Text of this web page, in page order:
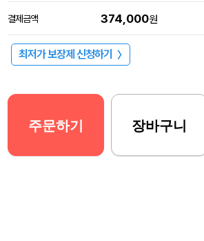
결제금액 374,000원
최저가 보장제 신청하기 〉
주문하기 장바구니